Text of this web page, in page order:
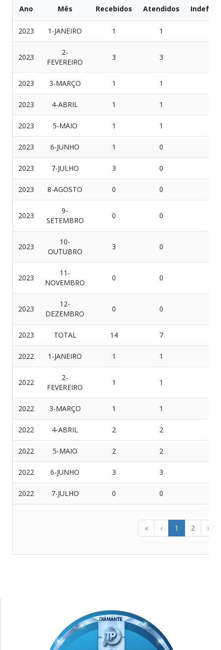
Ano Mês Recebidos Atendidos
2023 1-JANEIRO 1 1
2023
2-
FEVEREIRO
3 3
2023 3-MARÇO 1 1
2023 4-ABRIL 1 1
2023 5-MAIO 1 1
2023 6-JUNHO 1 0
2023 7-JULHO 3 0
2023 8-AGOSTO 0 0
2023
9-
SETEMBRO
0 0
2023
10-
OUTUBRO
3 0
2023
11-
NOVEMBRO
0 0
2023
12-
DEZEMBRO
0 0
2023 TOTAL 14 7
2022 1-JANEIRO 1 1
2022
2-
FEVEREIRO
1 1
2022 3-MARÇO 1 1
2022 4-ABRIL 2 2
2022 5-MAIO 2 2
2022 6-JUNHO 3 3
2022 7-JULHO 0 0
« ‹ 1 2 ›